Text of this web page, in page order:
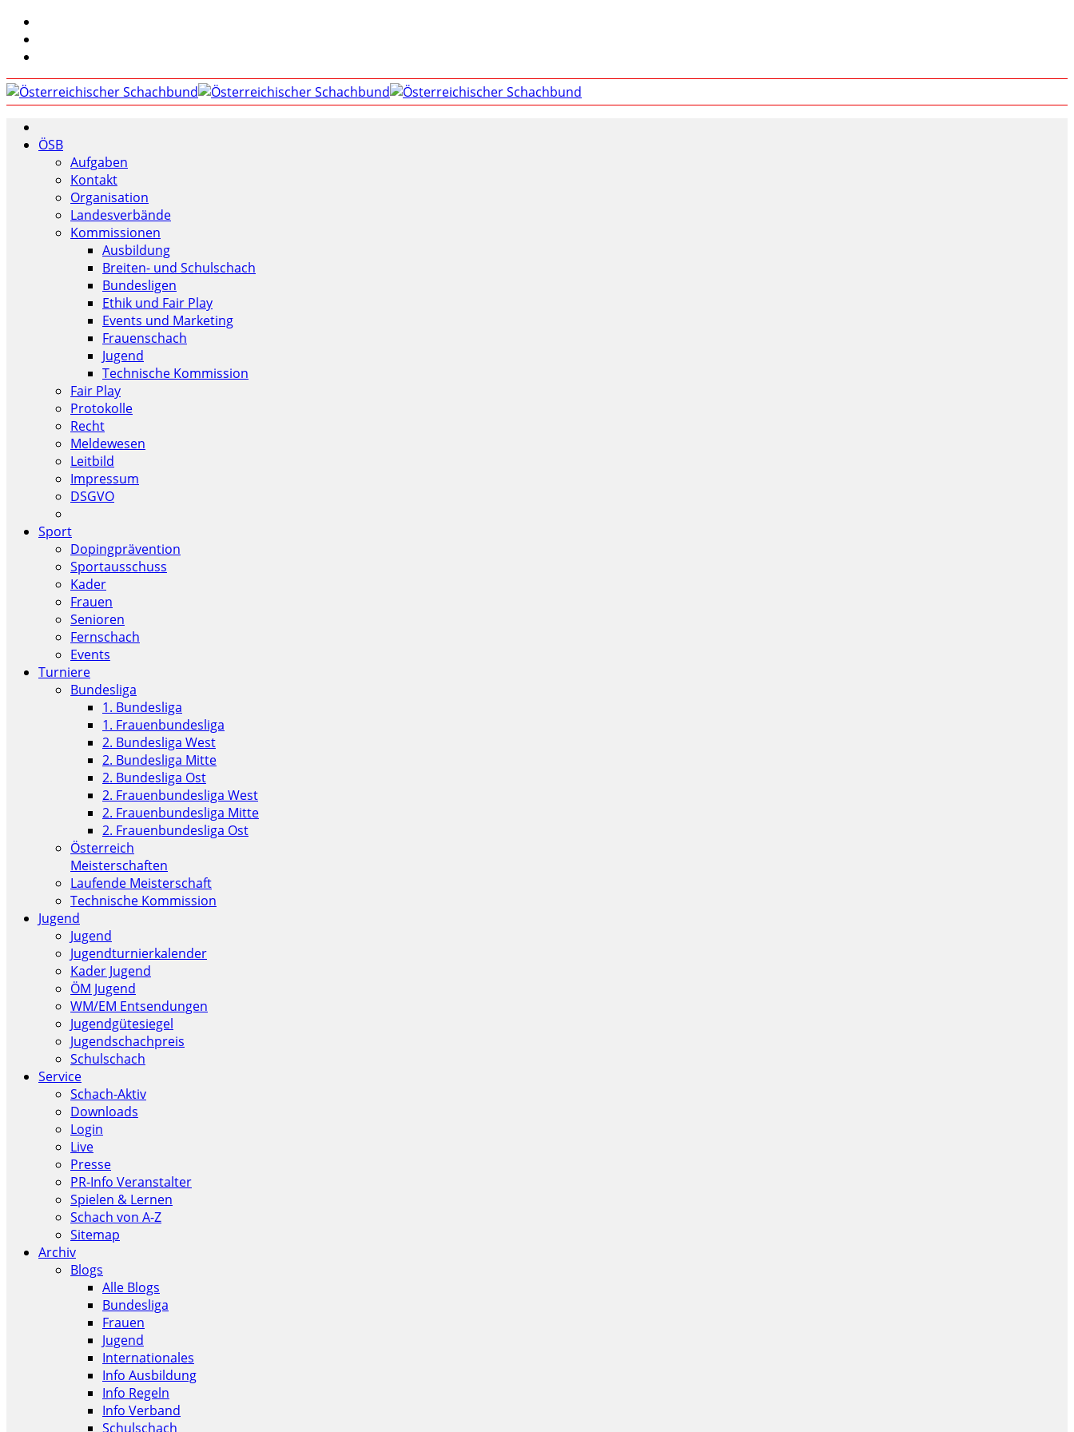
ÖSB
Aufgaben
Kontakt
Organisation
Landesverbände
Kommissionen
Ausbildung
Breiten- und Schulschach
Bundesligen
Ethik und Fair Play
Events und Marketing
Frauenschach
Jugend
Technische Kommission
Fair Play
Protokolle
Recht
Meldewesen
Leitbild
Impressum
DSGVO
Sport
Dopingprävention
Sportausschuss
Kader
Frauen
Senioren
Fernschach
Events
Turniere
Bundesliga
1. Bundesliga
1. Frauenbundesliga
2. Bundesliga West
2. Bundesliga Mitte
2. Bundesliga Ost
2. Frauenbundesliga West
2. Frauenbundesliga Mitte
2. Frauenbundesliga Ost
Österreich
Meisterschaften
Laufende Meisterschaft
Technische Kommission
Jugend
Jugend
Jugendturnierkalender
Kader Jugend
ÖM Jugend
WM/EM Entsendungen
Jugendgütesiegel
Jugendschachpreis
Schulschach
Service
Schach-Aktiv
Downloads
Login
Live
Presse
PR-Info Veranstalter
Spielen & Lernen
Schach von A-Z
Sitemap
Archiv
Blogs
Alle Blogs
Bundesliga
Frauen
Jugend
Internationales
Info Ausbildung
Info Regeln
Info Verband
Schulschach